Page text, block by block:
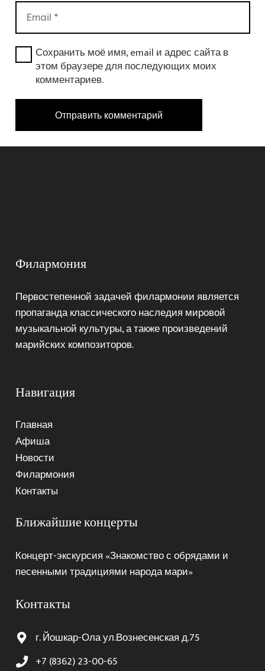
Сохранить моё имя, email и адрес сайта в
этом браузере для последующих моих
комментариев.
Отправить комментарий
Филармония
Первостепенной задачей филармонии является
пропаганда классического наследия мировой
музыкальной культуры, а также произведений
марийских композиторов.
Навигация
Главная
Афиша
Новости
Филармония
Контакты
Ближайшие концерты
Концерт-экскурсия «Знакомство с обрядами и
песенными традициями народа мари»
Контакты
г. Йошкар-Ола ул.Вознесенская д.75
+7 (8362) 23-00-65